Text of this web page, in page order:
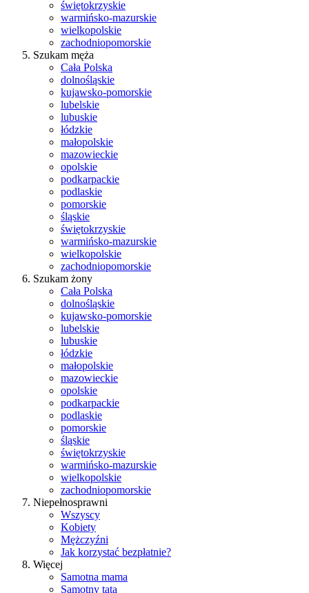
świętokrzyskie
warmińsko-mazurskie
wielkopolskie
zachodniopomorskie
Szukam męża
Cała Polska
dolnośląskie
kujawsko-pomorskie
lubelskie
lubuskie
łódzkie
małopolskie
mazowieckie
opolskie
podkarpackie
podlaskie
pomorskie
śląskie
świętokrzyskie
warmińsko-mazurskie
wielkopolskie
zachodniopomorskie
Szukam żony
Cała Polska
dolnośląskie
kujawsko-pomorskie
lubelskie
lubuskie
łódzkie
małopolskie
mazowieckie
opolskie
podkarpackie
podlaskie
pomorskie
śląskie
świętokrzyskie
warmińsko-mazurskie
wielkopolskie
zachodniopomorskie
Niepełnosprawni
Wszyscy
Kobiety
Mężczyźni
Jak korzystać bezpłatnie?
Więcej
Samotna mama
Samotny tata